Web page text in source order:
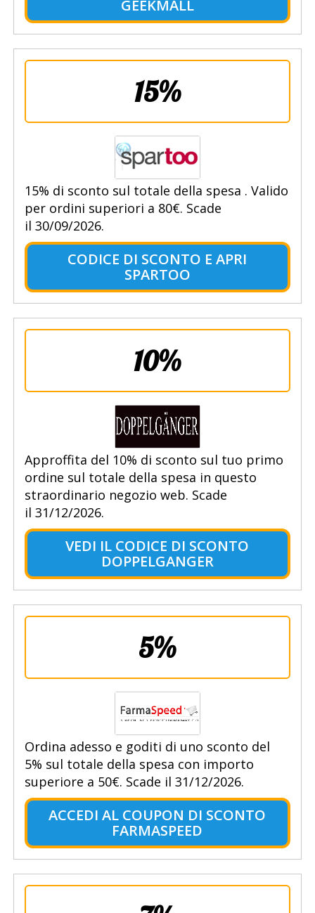
GEEKMALL
15%
15% di sconto sul totale della spesa . Valido
per ordini superiori a 80€. Scade
il 30/09/2026.
CODICE DI SCONTO E APRI
SPARTOO
10%
Approffita del 10% di sconto sul tuo primo
ordine sul totale della spesa in questo
straordinario negozio web. Scade
il 31/12/2026.
VEDI IL CODICE DI SCONTO
DOPPELGANGER
5%
Ordina adesso e goditi di uno sconto del
5% sul totale della spesa con importo
superiore a 50€. Scade il 31/12/2026.
ACCEDI AL COUPON DI SCONTO
FARMASPEED